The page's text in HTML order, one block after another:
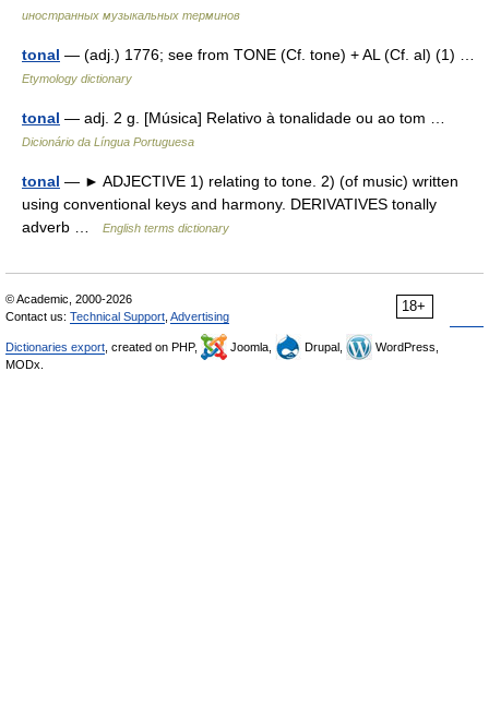
иностранных музыкальных терминов
tonal — (adj.) 1776; see from TONE (Cf. tone) + AL (Cf. al) (1) …
Etymology dictionary
tonal — adj. 2 g. [Música] Relativo à tonalidade ou ao tom …
Dicionário da Língua Portuguesa
tonal — ► ADJECTIVE 1) relating to tone. 2) (of music) written
using conventional keys and harmony. DERIVATIVES tonally
adverb …
English terms dictionary
18+
© Academic, 2000-2026
Contact us: Technical Support Advertising
Dictionaries export , created on PHP, Joomla, Drupal,
WordPress,
MODx.